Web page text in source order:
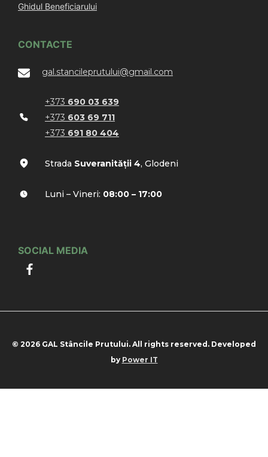
Ghidul Beneficiarului
CONTACTE
gal.stancileprutului@gmail.com
+373 690 03 639
+373 603 69 711
+373 691 80 404
Strada Suveranității 4, Glodeni
Luni – Vineri: 08:00 – 17:00
SOCIAL MEDIA
© 2026 GAL Stâncile Prutului. All rights reserved. Developed
by Power IT